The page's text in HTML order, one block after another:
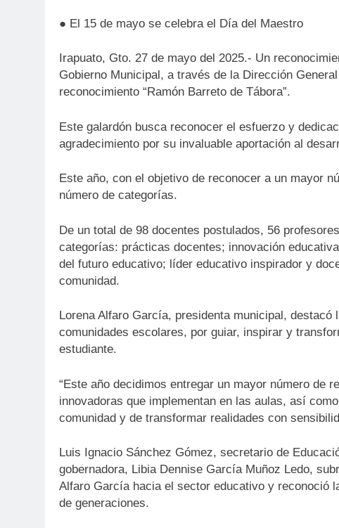
● El 15 de mayo se celebra el Día del Maestro
Irapuato, Gto. 27 de mayo del 2025.- Un
Gobierno Municipal, a través de la Dirección
reconocimiento “Ramón Barreto de Tábora”.
Este galardón busca reconocer el esfuerzo y
agradecimiento por su invaluable aportación al
Este año, con el objetivo de reconocer a un mayor
número de categorías.
De un total de 98 docentes postulados, 56
categorías: prácticas docentes; innovación
del futuro educativo; líder educativo inspirador y
comunidad.
Lorena Alfaro García, presidenta municipal,
comunidades escolares, por guiar, inspirar y
estudiante.
“Este año decidimos entregar un mayor número de
innovadoras que implementan en las aulas, así
comunidad y de transformar realidades con
Luis Ignacio Sánchez Gómez, secretario de
gobernadora, Libia Dennise García Muñoz Ledo,
Alfaro García hacia el sector educativo y reconoció
de generaciones.